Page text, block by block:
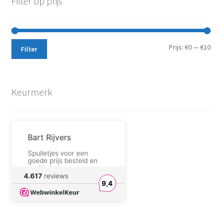
Min.
Filter Prijs:€0—€10
Keurmerk
Bart Rijvers
Spulletjes voor een
goede prijs besteld en
snel in huis
willy serneels
4.617 reviews
9,4